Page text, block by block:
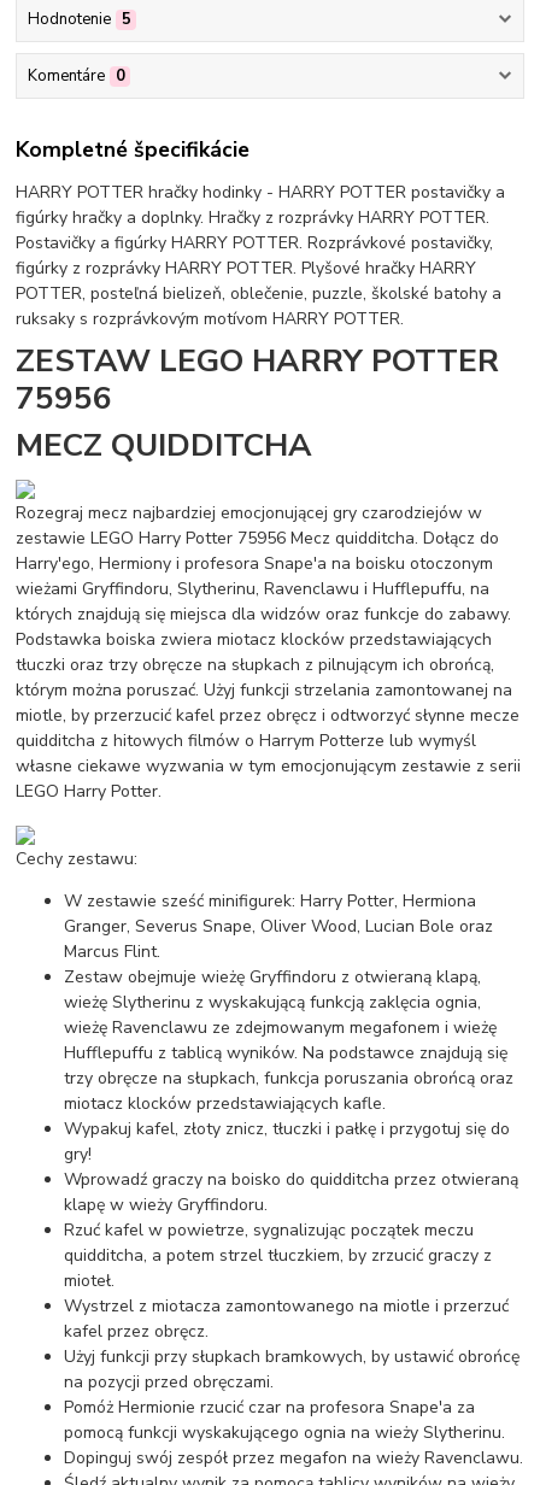
Hodnotenie 5
Komentáre 0
Kompletné špecifikácie
HARRY POTTER hračky hodinky - HARRY POTTER postavičky a
figúrky hračky a doplnky. Hračky z rozprávky HARRY POTTER.
Postavičky a figúrky HARRY POTTER. Rozprávkové postavičky,
figúrky z rozprávky HARRY POTTER. Plyšové hračky HARRY
POTTER, posteľná bielizeň, oblečenie, puzzle, školské batohy a
ruksaky s rozprávkovým motívom HARRY POTTER.
ZESTAW LEGO HARRY POTTER
75956
MECZ QUIDDITCHA
Rozegraj mecz najbardziej emocjonującej gry czarodziejów w
zestawie LEGO Harry Potter 75956 Mecz quidditcha. Dołącz do
Harry'ego, Hermiony i profesora Snape'a na boisku otoczonym
wieżami Gryffindoru, Slytherinu, Ravenclawu i Hufflepuffu, na
których znajdują się miejsca dla widzów oraz funkcje do zabawy.
Podstawka boiska zwiera miotacz klocków przedstawiających
tłuczki oraz trzy obręcze na słupkach z pilnującym ich obrońcą,
którym można poruszać. Użyj funkcji strzelania zamontowanej na
miotle, by przerzucić kafel przez obręcz i odtworzyć słynne mecze
quidditcha z hitowych filmów o Harrym Potterze lub wymyśl
własne ciekawe wyzwania w tym emocjonującym zestawie z serii
LEGO Harry Potter.
Cechy zestawu:
W zestawie sześć minifigurek: Harry Potter, Hermiona
Granger, Severus Snape, Oliver Wood, Lucian Bole oraz
Marcus Flint.
Zestaw obejmuje wieżę Gryffindoru z otwieraną klapą,
wieżę Slytherinu z wyskakującą funkcją zaklęcia ognia,
wieżę Ravenclawu ze zdejmowanym megafonem i wieżę
Hufflepuffu z tablicą wyników. Na podstawce znajdują się
trzy obręcze na słupkach, funkcja poruszania obrońcą oraz
miotacz klocków przedstawiających kafle.
Wypakuj kafel, złoty znicz, tłuczki i pałkę i przygotuj się do
gry!
Wprowadź graczy na boisko do quidditcha przez otwieraną
klapę w wieży Gryffindoru.
Rzuć kafel w powietrze, sygnalizując początek meczu
quidditcha, a potem strzel tłuczkiem, by zrzucić graczy z
mioteł.
Wystrzel z miotacza zamontowanego na miotle i przerzuć
kafel przez obręcz.
Użyj funkcji przy słupkach bramkowych, by ustawić obrońcę
na pozycji przed obręczami.
Pomóż Hermionie rzucić czar na profesora Snape'a za
pomocą funkcji wyskakującego ognia na wieży Slytherinu.
Dopinguj swój zespół przez megafon na wieży Ravenclawu.